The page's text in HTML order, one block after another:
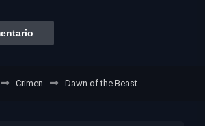
Crimen Dawn of the Beast